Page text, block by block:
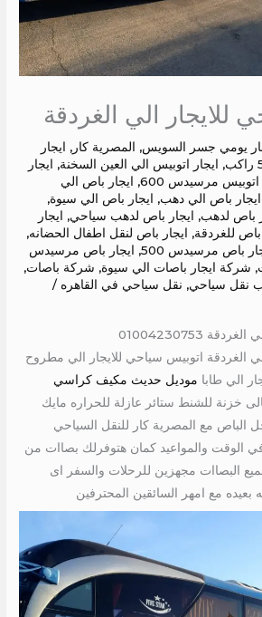
للايجار الي الغردقة
يومي جسر السويس, المصرية كار, ايجار
, ايجار اتوبيس الي العين السخنة, ايجار
اتوبيس مرسيدس 600 , ايجار باص الي
ايجار باص الي دهب, ايجار باص الي سيوة,
باص لدهب, ايجار باص لدهب سياحي, ايجار
باص للغردقة, ايجار باص لنقل اطفال الحضانه,
باص مرسيدس 500 , ايجار باص مرسيدس
, شركة ايجار باصات الي سيوة, شركة باصات,
نقل سياحي, نقل سياحي في القاهره /
01004230753
الغردقة اتوبيس سياحي للايجار الي مطروح
موديل حديث مكيف كراسي
خزنة للشنط ستائر عازلة للحراره مايك
مع المصرية كار للنقل السياحي
الوقت والمواعيد كمان هتوفرلك بصاات من
50 راكب جميع البصاات مجهزين للرحلات والسفر اى
مع امهر السائقين المحترفين